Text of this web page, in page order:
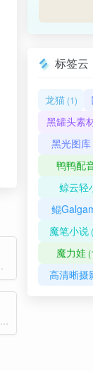
标签云
龙猫(1)
黑罐头素
黑光图库
鸭鸭配
鲸云轻
鲲
魔笔小说
魔力娃
高清晰摄